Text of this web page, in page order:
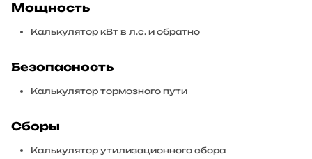
Мощность
Калькулятор кВт в л.с. и обратно
Безопасность
Калькулятор тормозного пути
Сборы
Калькулятор утилизационного сбора